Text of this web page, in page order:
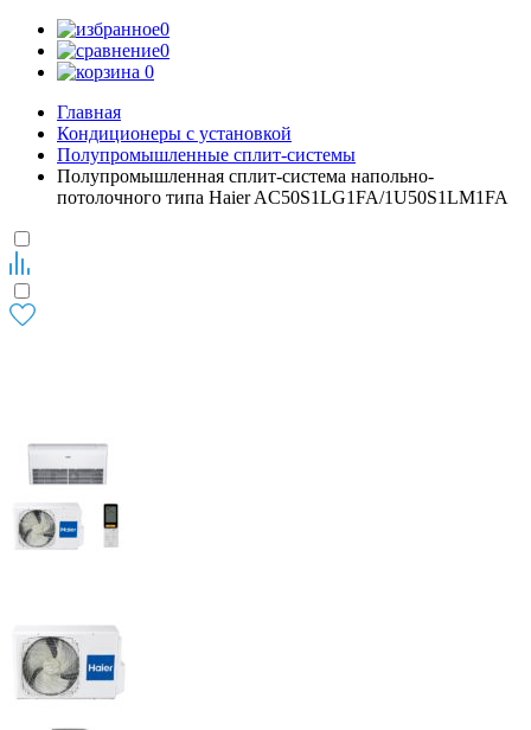
0
0
0
Главная
Кондиционеры с установкой
Полупромышленные сплит-системы
Полупромышленная сплит-система напольно-
потолочного типа Haier AC50S1LG1FA/1U50S1LM1FA